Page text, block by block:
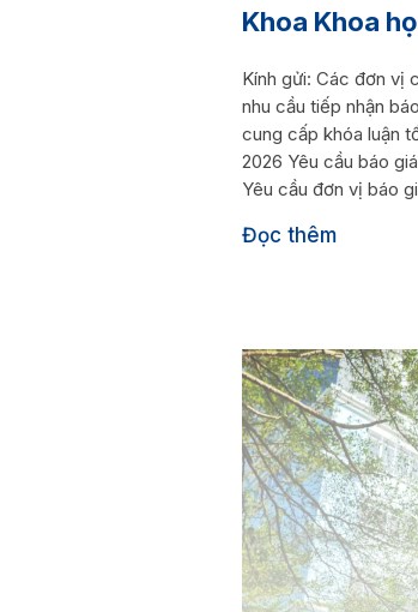
Khoa Khoa
Kính gửi: Các đơn vị
nhu cầu tiếp nhận
cung cấp khóa luận
2026 Yêu cầu báo
Yêu cầu đơn vị báo
Đọc thêm